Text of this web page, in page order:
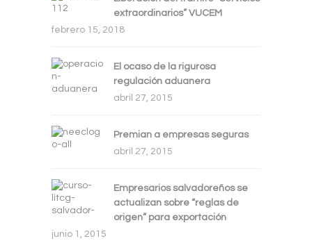
extraordinarios” VUCEM
febrero 15, 2018
El ocaso de la rigurosa
regulación aduanera
abril 27, 2015
Premian a empresas seguras
abril 27, 2015
Empresarios salvadoreños se
actualizan sobre “reglas de
origen” para exportación
junio 1, 2015